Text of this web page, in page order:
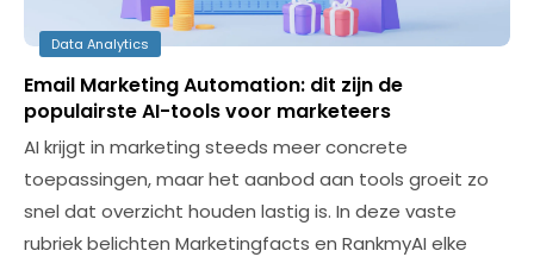
Data Analytics
Email Marketing Automation: dit zijn de
populairste AI-tools voor marketeers
AI krijgt in marketing steeds meer concrete
toepassingen, maar het aanbod aan tools groeit zo
snel dat overzicht houden lastig is. In deze vaste
rubriek belichten Marketingfacts en RankmyAI elke